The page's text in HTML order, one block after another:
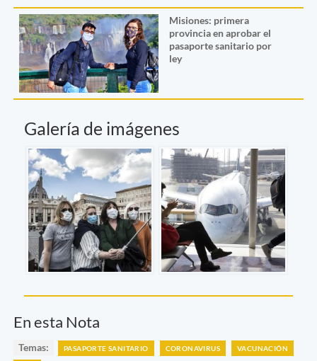
Misiones: primera
provincia en aprobar el
pasaporte sanitario por
ley
Galería de imágenes
En esta Nota
Temas: PASAPORTE SANITARIO CORONAVIRUS VACUNACIÓN